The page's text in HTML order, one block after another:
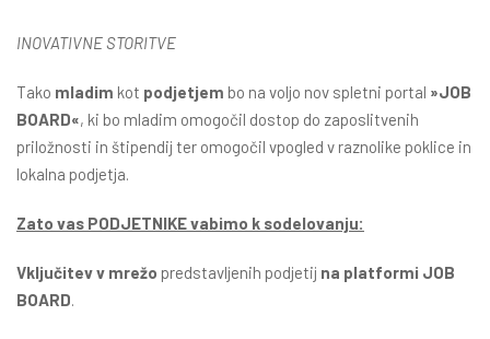
INOVATIVNE STORITVE
Tako mladim kot podjetjem bo na voljo nov spletni portal »JOB
BOARD«, ki bo mladim omogočil dostop do zaposlitvenih
priložnosti in štipendij ter omogočil vpogled v raznolike poklice in
lokalna podjetja.
Zato vas PODJETNIKE vabimo k sodelovanju:
Vključitev v mrežo predstavljenih podjetij na platformi JOB
BOARD.